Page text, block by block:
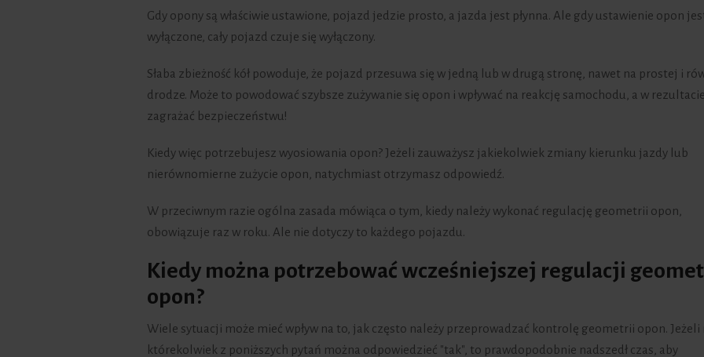
Gdy opony są właściwie ustawione, pojazd jedzie prosto, a jazda jest płynna. Ale gdy ustawienie opon
wyłączone, cały pojazd czuje się wyłączony.
Słaba zbieżność kół powoduje, że pojazd przesuwa się w jedną lub w drugą stronę, nawet na prostej i
drodze. Może to powodować szybsze zużywanie się opon i wpływać na reakcję samochodu, a w
zagrażać bezpieczeństwu!
Kiedy więc potrzebujesz wyosiowania opon? Jeżeli zauważysz jakiekolwiek zmiany kierunku jazdy lub
nierównomierne zużycie opon, natychmiast otrzymasz odpowiedź.
W przeciwnym razie ogólna zasada mówiąca o tym, kiedy należy wykonać regulację geometrii opon,
obowiązuje raz w roku. Ale nie dotyczy to każdego pojazdu.
Kiedy można potrzebować wcześniejszej regulacji
opon?
Wiele sytuacji może mieć wpływ na to, jak często należy przeprowadzać kontrolę geometrii opon. Jeżeli
którekolwiek z poniższych pytań można odpowiedzieć "tak", to prawdopodobnie nadszedł czas, aby